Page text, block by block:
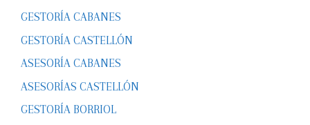
GESTORÍA CABANES
GESTORÍA CASTELLÓN
ASESORÍA CABANES
ASESORÍAS CASTELLÓN
GESTORÍA BORRIOL